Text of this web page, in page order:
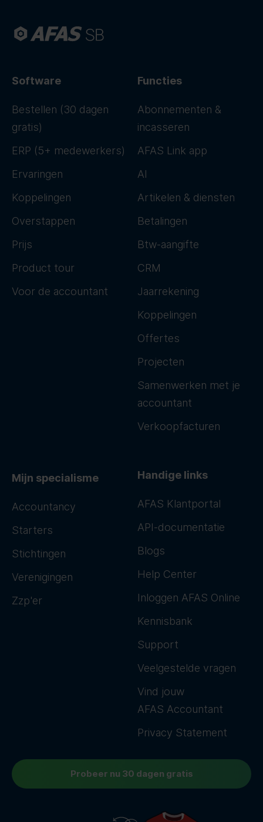
Software
Bestellen (30 dagen
gratis)
ERP (5+ medewerkers)
Ervaringen
Koppelingen
Overstappen
Prijs
Product tour
Voor de accountant
Functies
Abonnementen &
incasseren
AFAS Link app
AI
Artikelen & diensten
Betalingen
Btw-aangifte
CRM
Jaarrekening
Koppelingen
Offertes
Projecten
Samenwerken met je
accountant
Verkoopfacturen
Mijn specialisme
Accountancy
Starters
Stichtingen
Verenigingen
Zzp'er
Handige links
AFAS Klantportal
API-documentatie
Blogs
Help Center
Inloggen AFAS Online
Kennisbank
Support
Veelgestelde vragen
Vind jouw
AFAS Accountant
Privacy Statement
Probeer nu 30 dagen gratis